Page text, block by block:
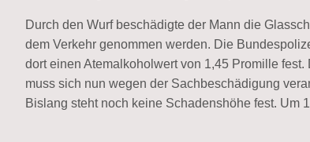
Durch den Wurf beschädigte der Mann die
dem Verkehr genommen werden. Die
dort einen Atemalkoholwert von 1,45 Promille
muss sich nun wegen der Sachbeschädigung
Bislang steht noch keine Schadenshöhe fest. Um